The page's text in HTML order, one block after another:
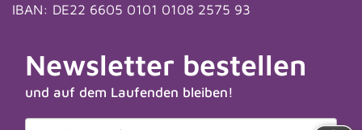
IBAN: DE22 6605 0101 0108 2575 93
Newsletter bestellen
und auf dem Laufenden bleiben!